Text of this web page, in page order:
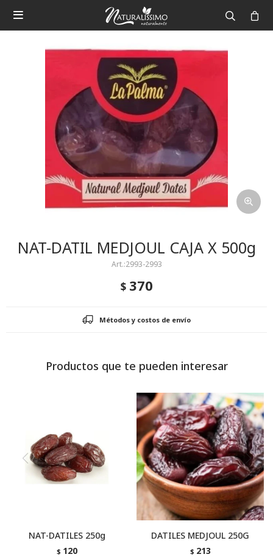

NAT-DATIL MEDJOUL CAJA X 500g
2993-2993
$ 370
Métodos y costos de envío
Productos que te pueden interesar
NAT-DATILES 250g
$ 120
DATILES MEDJOUL 250G
$ 213